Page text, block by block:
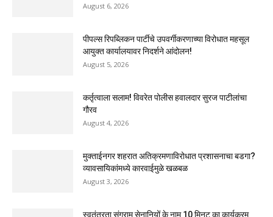
August 6, 2026
पीपल्स रिपब्लिकन पार्टीचे उपवर्गीकरणाच्या विरोधात महसूल
आयुक्त कार्यालयावर निदर्शने आंदोलन!
August 5, 2026
कर्तृत्वाला सलाम! विवरेत पोलीस हवालदार सुरज पाटीलांचा
गौरव
August 4, 2026
मुक्ताईनगर शहरात अतिक्रमणाविरोधात प्रशासनाचा बडगा?
व्यावसायिकांमध्ये कारवाईमुळे खळबळ
August 3, 2026
स्वतंत्रता संग्राम सेनानियों के नाम 10 मिनट का कार्यक्रम